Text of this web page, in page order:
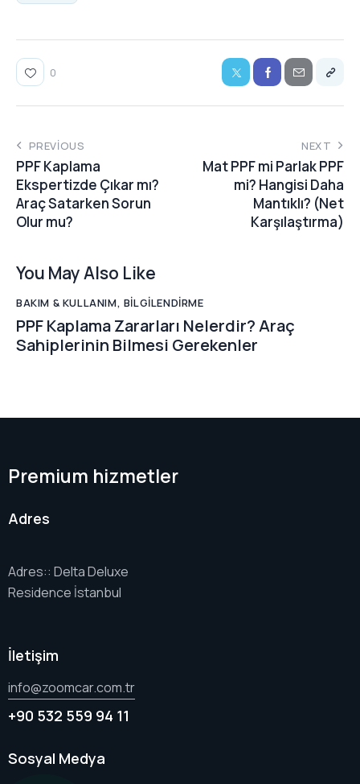
0
PREVIOUS
PPF Kaplama
Ekspertizde Çıkar mı?
Araç Satarken Sorun
Olur mu?
NEXT
Mat PPF mi Parlak PPF
mi? Hangisi Daha
Mantıklı? (Net
Karşılaştırma)
You May Also Like
BAKIM & KULLANIM, BILGILENDIRME
PPF Kaplama Zararları Nelerdir? Araç
Sahiplerinin Bilmesi Gerekenler
Premium hizmetler
Adres
Adres:: Delta Deluxe
Residence İstanbul
İletişim
info@zoomcar.com.tr
+90 532 559 94 11
Sosyal Medya